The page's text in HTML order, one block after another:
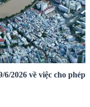
2026 về việc cho phép